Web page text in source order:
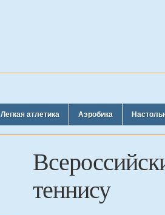
Легкая атлетика Аэробика
теннису